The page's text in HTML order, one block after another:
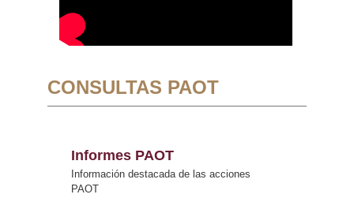
CONSULTAS PAOT
Informes PAOT
Información destacada de las acciones
PAOT